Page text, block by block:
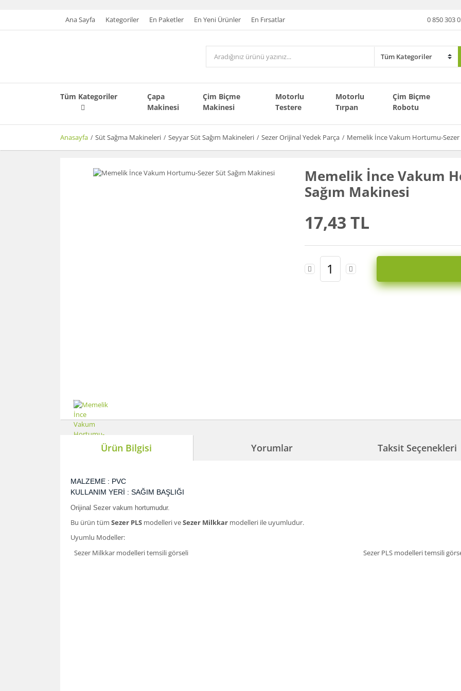
Ana Sayfa Kategoriler En Paketler En Yeni Ürünler En Fırsatlar 0 850 303
Tüm Kategoriler
Çapa
Makinesi
Çim Biçme
Makinesi
Motorlu
Testere
Motorlu
Tırpan
Çim Biçme
Robotu
Anasayfa Süt Sağma Makineleri Seyyar Süt Sağım Makineleri Sezer Orijinal Yedek Parça Memelik İnce Vakum Hortumu-Sezer
Memelik İnce Vakum
Sağım Makinesi
17,43 TL
Ürün Bilgisi Yorumlar Taksit Seçenekleri
MALZEME : PVC
KULLANIM YERİ : SAĞIM BAŞLIĞI
Orijinal Sezer vakum hortumudur.
Bu ürün tüm Sezer PLS modelleri veSezer Milkkar modelleri ile uyumludur.
Uyumlu Modeller:
Sezer Milkkar modelleri temsili görseli
Sezer PLS modelleri temsili